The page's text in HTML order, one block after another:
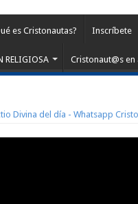
es Cristonautas? Inscríbete
RELIGIOSA Cristonaut@s en
Divina del día - Whatsapp